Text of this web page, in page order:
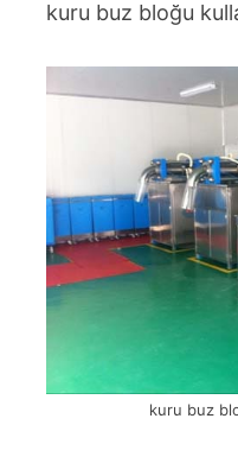
kuru buz bloğu
kuru buz